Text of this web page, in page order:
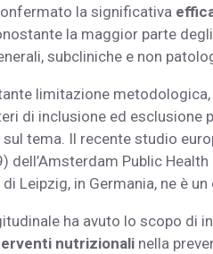
la significativa
la maggior parte
subcliniche e non
limitazione
di inclusione ed
tema. Il recente studio
dell’Amsterdam Public
di Leipzig, in Germania, ne è
ha avuto lo scopo di
nutrizionali nella